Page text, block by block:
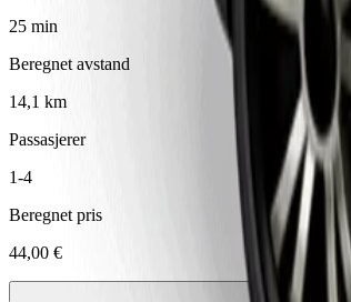
25 min
Beregnet avstand
14,1 km
Passasjerer
1-4
Beregnet pris
44,00 €